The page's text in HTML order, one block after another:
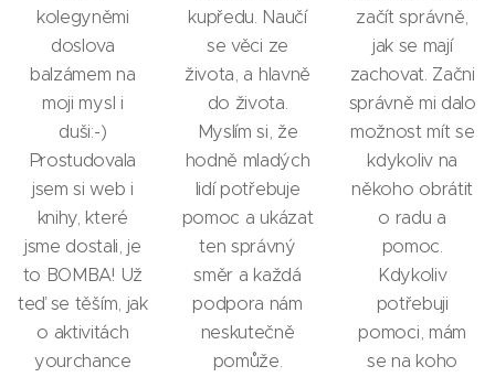
kolegyněmi
doslova
balzámem na
moji mysl i
duši:-)
Prostudovala
jsem si web i
knihy, které
jsme dostali, je
to BOMBA! Už
teď se těším, jak
o aktivitách
yourchance
kupředu. Naučí
se věci ze
života, a hlavně
do života.
Myslím si, že
hodně mladých
lidí potřebuje
pomoc a ukázat
ten správný
směr a každá
podpora nám
neskutečně
pomůže.
začít správně,
jak se mají
zachovat. Začni
správně mi dalo
možnost mít se
kdykoliv na
někoho obrátit
o radu a
pomoc.
Kdykoliv
potřebuji
pomoci, mám
se na koho